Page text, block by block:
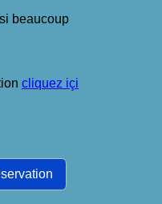
beaucoup
cliquez içi